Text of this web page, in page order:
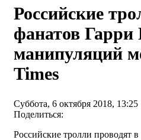
Российские
фанатов Гарри
манипуляций
Times
Суббота, 6 октября 2018, 13:25
Поделиться:
Российские тролли проводят